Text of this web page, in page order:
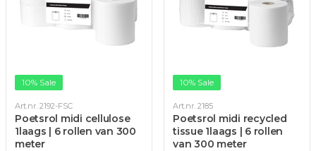
10% Sale
Art.nr. 2192-FSC
Poetsrol midi cellulose
1laags | 6 rollen van 300
meter
10% Sale
Art.nr. 2185
Poetsrol midi recycled
tissue 1laags | 6 rollen
van 300 meter